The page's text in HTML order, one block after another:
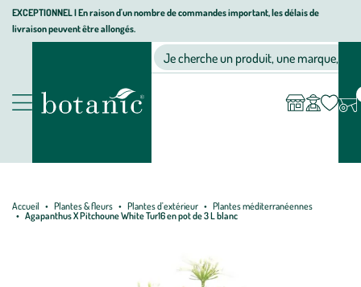
Aller
Aller
au
Aller
au
page
EXCEPTIONNEL I En raison d'un nombre de commandes important, les délais de
livraison peuvent être allongés.
Nos produits
Jardinerie écologique, animalerie, décoration, alimentation bio
Je cherche un produit, une marque, un
compte
Accueil Plantes & fleurs Plantes d'extérieur
Plantes méditerranéennes
Agapanthus X Pitchoune White Tur16 en pot de 3 L blanc